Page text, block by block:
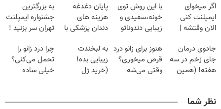
اگر میخوای
ایمپلنت کنی
الان وقتشه |
میلیون تومان!!!
با این روش توی
خونه،سفیدی و
زیبایی دندوناتو
(40%off)
پایان دغدغه
هزینه های
دندان پزشکی با
خانگی
به بزرگترین
جشنواره ایمپلنت
تهران سر بزنید !
میلیون !
جادوی درمان
جای زخم در سه
هفته! (همین
هنوز برای زانو درد
قرص میخوری؟
وقتی می‌شه
به لبخندت
زیبایی بده!
(خرید ژل
با40%تخفیف)
چرا درد زانو را
تحمل می‌کنی؟
خیلی ساده
نظر شما